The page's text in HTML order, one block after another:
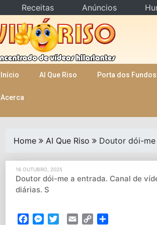
Início AI Que Riso Porta dos Fundos
Acerca
Home AI Que Riso Doutor dói-
16 OUTUBRO, 2025
Doutor dói-me a entrada. Canal de
diárias. S
FacebookMessenger
TwitterEmail Copy
Receitas Anúncios